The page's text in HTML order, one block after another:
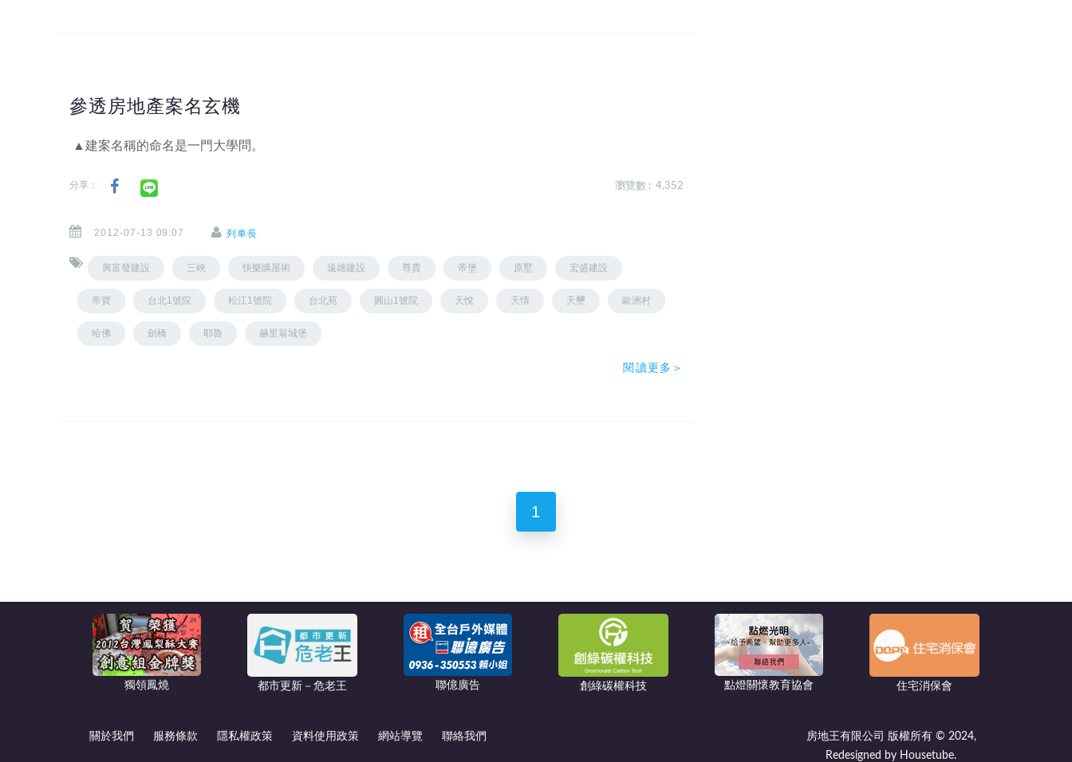
參透房地產案名玄機
▲建案名稱的命名是一門大學問。
分享： 瀏覽數 : 4,352
2012-07-13 09:07 列車長
興富發建設 三峽 快樂購屋術 遠雄建設 尊貴 帝堡 原墅 宏盛建設
帝寶 台北1號院 松江1號院 台北苑 圓山1號院 天悅 天情 天壐 歐洲村
哈佛 劍橋 耶魯 赫里翁城堡
閱讀更多＞
1
獨領鳳燒 都市更新－危老王 聯億廣告 創綠碳權科技 點燈關懷教育協會 住宅消保會
關於我們 服務條款 隱私權政策 資料使用政策 網站導覽 聯絡我們
房地王有限公司 版權所有 © 2024,
Redesigned by Housetube.